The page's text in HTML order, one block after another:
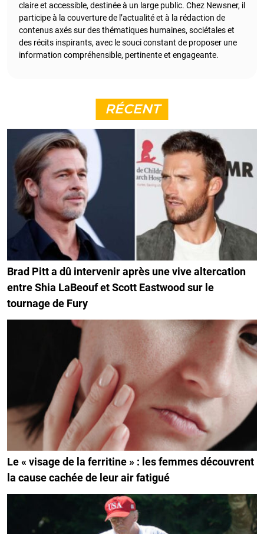
claire et accessible, destinée à un large public. Chez Newsner, il
participe à la couverture de l’actualité et à la rédaction de
contenus axés sur des thématiques humaines, sociétales et
des récits inspirants, avec le souci constant de proposer une
information compréhensible, pertinente et engageante.
RÉCENT
Brad Pitt a dû intervenir après une vive altercation
entre Shia LaBeouf et Scott Eastwood sur le
tournage de Fury
Le « visage de la ferritine » : les femmes découvrent
la cause cachée de leur air fatigué